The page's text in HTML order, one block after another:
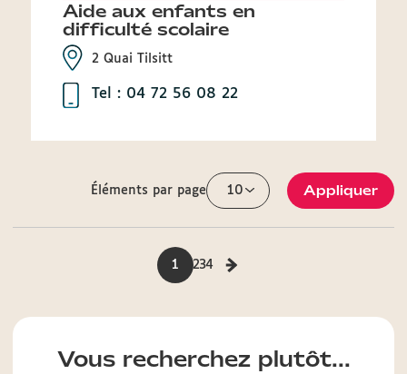
Aide aux enfants en
difficulté scolaire
2 Quai Tilsitt
Tel : 04 72 56 08 22
Éléments par page Appliquer
1 234
Vous recherchez plutôt...